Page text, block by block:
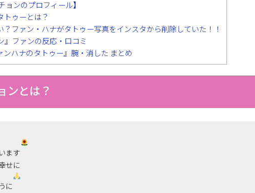
ョンのプロフィール】
トゥーとは？
？ファン・ハナがタトゥー写真をインスタから削除していた！！
』ファンの反応・口コミ
ンハナのタトゥー』腕・消した まとめ
ンとは？
ます
せに
に